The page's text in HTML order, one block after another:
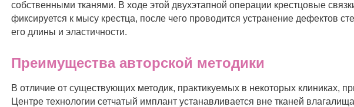
собственными тканями. В ходе этой двухэтапной операции крестцовые
фиксируется к мысу крестца, после чего проводится устранение дефектов
его длины и эластичности.
Преимущества авторской методики
В отличие от существующих методик, практикуемых в некоторых клиниках,
Центре технологии сетчатый имплант устанавливается вне тканей